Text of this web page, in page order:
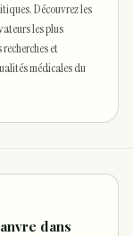
Découvrez les
les plus
et
médicales du
dans